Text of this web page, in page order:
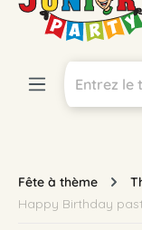
Fête à thème
Happy Birthday